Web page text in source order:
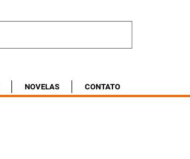
NOVELAS CONTATO